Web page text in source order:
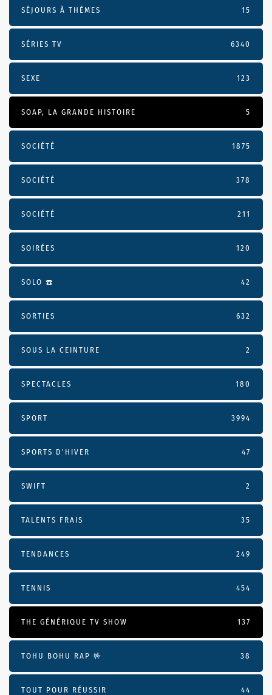
SÉJOURS À THÈMES 15
SÉRIES TV 6340
SEXE 123
SOAP, LA GRANDE HISTOIRE 5
SOCIÉTÉ 1875
SOCIÉTÉ 378
SOCIÉTÉ 211
SOIRÉES 120
SOLO ☎️ 42
SORTIES 632
SOUS LA CEINTURE 2
SPECTACLES 180
SPORT 3994
SPORTS D'HIVER 47
SWIFT 2
TALENTS FRAIS 35
TENDANCES 249
TENNIS 454
THE GÉNÉRIQUE TV SHOW 137
TOHU BOHU RAP 🤟 38
TOUT POUR RÉUSSIR 44